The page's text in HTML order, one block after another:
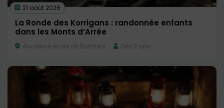
21 août 2026
La Ronde des Korrigans : randonnée enfants
dans les Monts d’Arrée
Ancienne école de Botmeur Dès 3 ans